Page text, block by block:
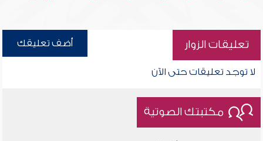
تعليقات الزوار أضف تعليقك
لا توجد تعليقات حتى الآن
مكتبتك الصوتية